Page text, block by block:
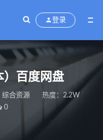
登录
）百度网盘
综合资源
热度：2.2W
0